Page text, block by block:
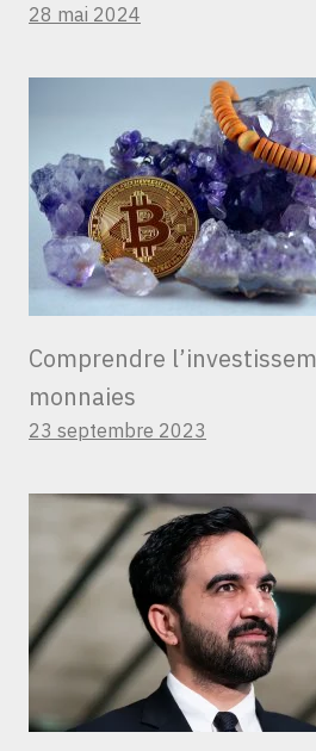
28 mai 2024
Comprendre
monnaies
23 septembre 2023